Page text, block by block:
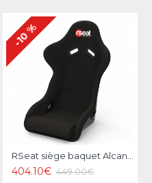
-10 %
RSeat siège baquet Alcantara
404.10€ 449.00€